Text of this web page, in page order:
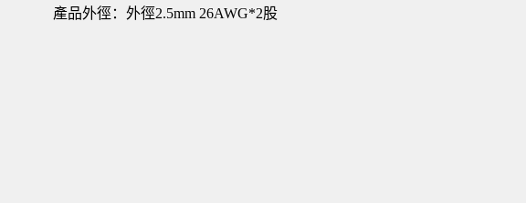
產品外徑：外徑2.5mm 26AWG*2股